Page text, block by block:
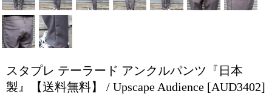
スタプレ テーラード アンクルパンツ『日本
製』【送料無料】 / Upscape Audience [AUD3402]